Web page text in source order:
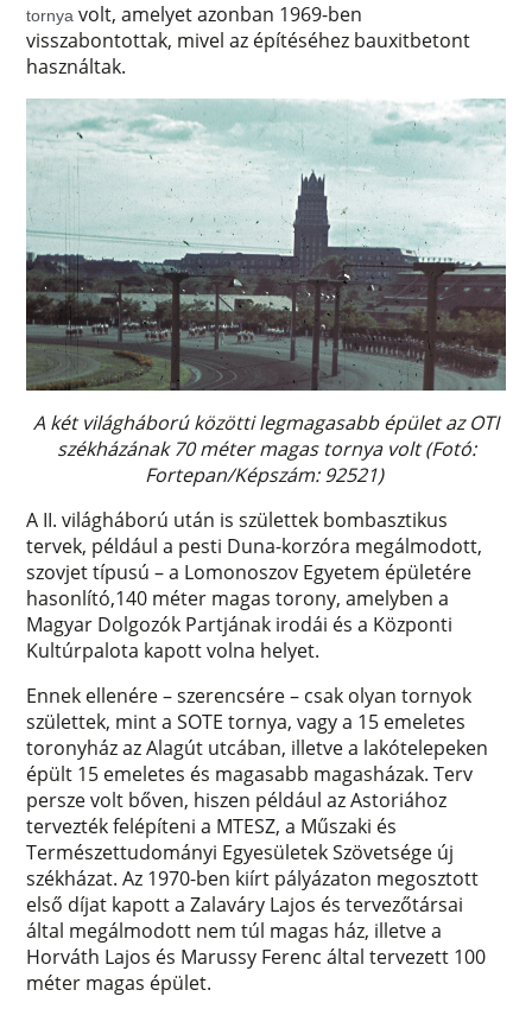
tornya volt, amelyet azonban 1969-ben
visszabontottak, mivel az építéséhez bauxitbetont
használtak.
A két világháború közötti legmagasabb épület az OTI
székházának 70 méter magas tornya volt (Fotó:
Fortepan/Képszám: 92521)
A II. világháború után is születtek bombasztikus
tervek, például a pesti Duna-korzóra megálmodott,
szovjet típusú – a Lomonoszov Egyetem épületére
hasonlító,140 méter magas torony, amelyben a
Magyar Dolgozók Partjának irodái és a Központi
Kultúrpalota kapott volna helyet.
Ennek ellenére – szerencsére – csak olyan tornyok
születtek, mint a SOTE tornya, vagy a 15 emeletes
toronyház az Alagút utcában, illetve a lakótelepeken
épült 15 emeletes és magasabb magasházak. Terv
persze volt bőven, hiszen például az Astoriához
tervezték felépíteni a MTESZ, a Műszaki és
Természettudományi Egyesületek Szövetsége új
székházat. Az 1970-ben kiírt pályázaton megosztott
első díjat kapott a Zalaváry Lajos és tervezőtársai
által megálmodott nem túl magas ház, illetve a
Horváth Lajos és Marussy Ferenc által tervezett 100
méter magas épület.